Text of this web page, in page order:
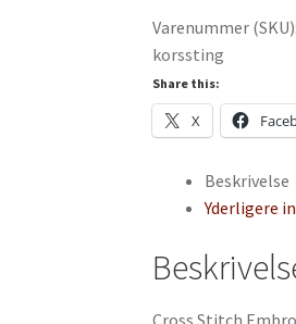
II
/
Korstingsarbejder
tegnet
af
Bengtsson
Varenummer (SKU):
korssting
Share this:
X
Beskrivelse
Yderligere